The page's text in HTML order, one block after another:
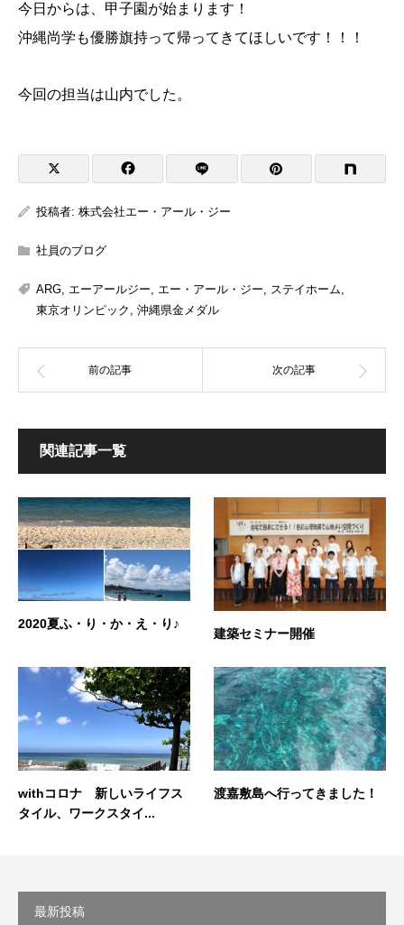
今日からは、甲子園が始まります！
沖縄尚学も優勝旗持って帰ってきてほしいです！！！
今回の担当は山内でした。
投稿者: 株式会社エー・アール・ジー
社員のブログ
ARG, エーアールジー, エー・アール・ジー, ステイホーム,
東京オリンピック , 沖縄県金メダル
関連記事一覧
2020夏ふ・り・か・え・り♪
建築セミナー開催
withコロナ 新しいライフス
タイル、ワークスタイ...
渡嘉敷島へ行ってきました！
最新投稿